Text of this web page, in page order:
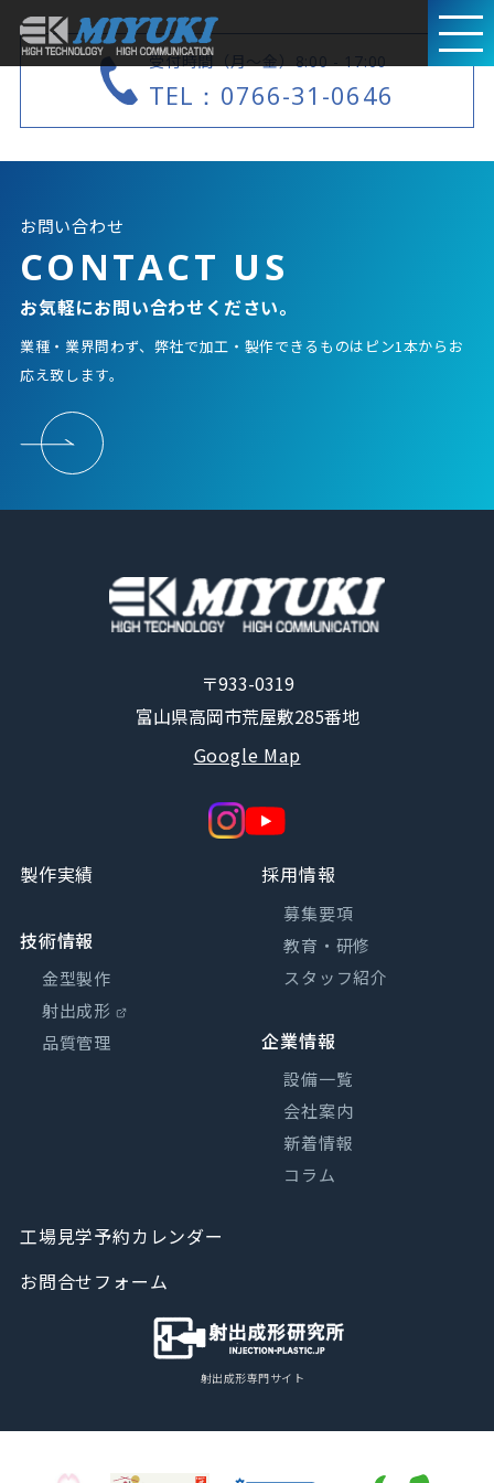
受付時間（月～金）8:00 - 17:00
TEL：0766-31-0646
お問い合わせ
CONTACT US
お気軽にお問い合わせください。
業種・業界問わず、弊社で加工・製作できるものはピン1本からお
応え致します。
〒933-0319
富山県高岡市荒屋敷285番地
Google Map
製作実績
技術情報
金型製作
射出成形
品質管理
採用情報
募集要項
教育・研修
スタッフ紹介
企業情報
設備一覧
会社案内
新着情報
コラム
工場見学予約カレンダー
お問合せフォーム
射出成形専門サイト